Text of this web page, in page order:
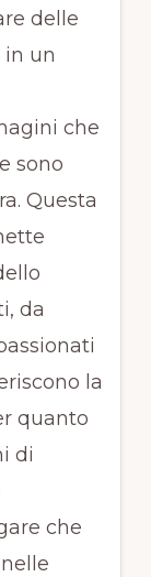
delle
un
che
sono
Questa
da
la
quanto
di
che